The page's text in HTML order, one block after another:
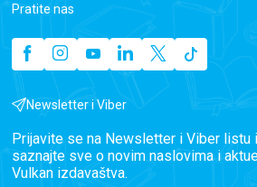
Pratite nas
Newsletter i Viber
Prijavite se na Newsletter i Viber listu
saznajte sve o novim naslovima i
Vulkan izdavaštva.